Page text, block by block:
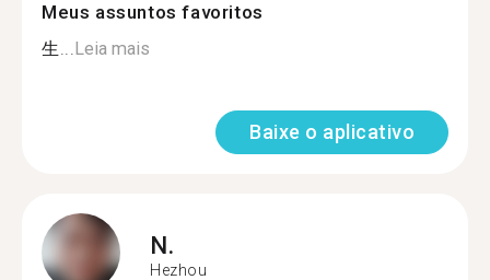
Meus assuntos favoritos
生...Leia mais
Baixe o aplicativo
N.
Hezhou